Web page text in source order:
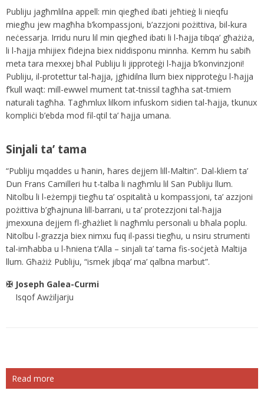
Publiju jagħmlilna appell: min qiegħed ibati jeħtieġ li nieqfu
miegħu jew magħha b’kompassjoni, b’azzjoni pożittiva, bil-kura
neċessarja. Irridu nuru lil min qiegħed ibati li l-ħajja tibqa’ għażiża,
li l-ħajja mhijiex f’idejna biex niddisponu minnha. Kemm hu sabiħ
meta tara mexxej bħal Publiju li jipproteġi l-ħajja b’konvinzjoni!
Publiju, il-protettur tal-ħajja, jgħidilna llum biex nipproteġu l-ħajja
f’kull waqt: mill-ewwel mument tat-tnissil tagħha sat-tmiem
naturali tagħha. Tagħmlux lilkom infuskom sidien tal-ħajja, tkunux
kompliċi b’ebda mod fil-qtil ta’ ħajja umana.
Sinjali ta’ tama
“Publiju mqaddes u ħanin, ħares dejjem lill-Maltin”. Dal-kliem ta’
Dun Frans Camilleri hu t-talba li nagħmlu lil San Publiju llum.
Nitolbu li l-eżempji tiegħu ta’ ospitalità u kompassjoni, ta’ azzjoni
pożittiva b’għajnuna lill-barrani, u ta’ protezzjoni tal-ħajja
jmexxuna dejjem fl-għażliet li nagħmlu personali u bħala poplu.
Nitolbu l-grazzja biex nimxu fuq il-passi tiegħu, u nsiru strumenti
tal-imħabba u l-ħniena t’Alla – sinjali ta’ tama fis-soċjetà Maltija
llum. Għażiż Publiju, “ismek jibqa’ ma’ qalbna marbut”.
✠ Joseph Galea-Curmi
Isqof Awżiljarju
Read more